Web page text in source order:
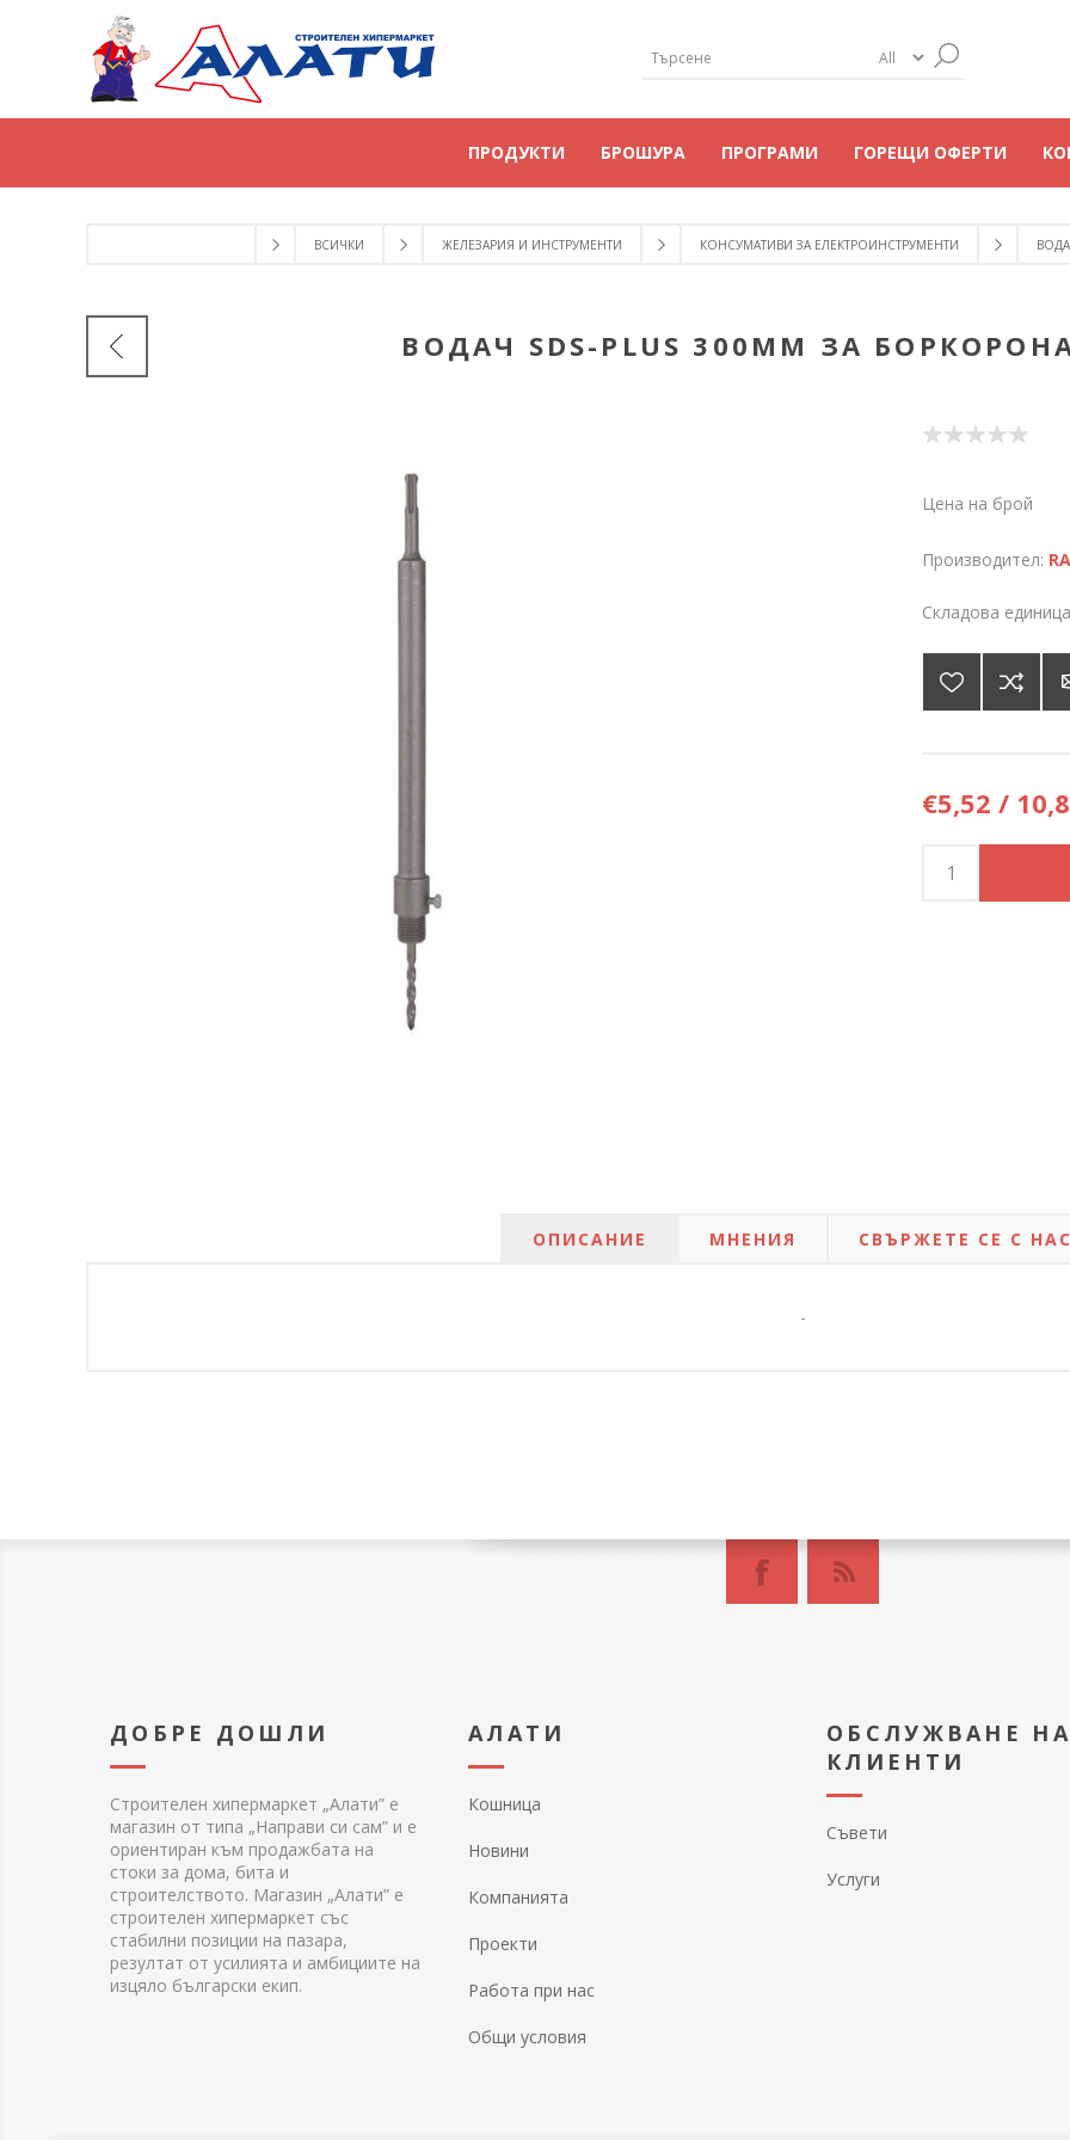
ПРОДУКТИ БРОШУРА ПРОГРАМИ ГОРЕЩИ ОФЕРТИ
ВСИЧКИ ЖЕЛЕЗАРИЯ И ИНСТРУМЕНТИ КОНСУМАТИВИ ЗА ЕЛЕКТРОИНСТРУМЕНТИ
ВОДАЧ SDS-PLUS 300MM ЗА
Цена на брой
Производител:
Складова
€5,52 /
ОПИСАНИЕ МНЕНИЯ СВЪРЖЕТЕ СЕ С
-
ДОБРЕ ДОШЛИ
Строителен хипермаркет „Алати” е
магазин от типа „Направи си сам” и е
ориентиран към продажбата на
стоки за дома, бита и
строителството. Магазин „Алати” е
строителен хипермаркет със
стабилни позиции на пазара,
резултат от усилията и амбициите на
изцяло български екип.
АЛАТИ
Кошница
Новини
Компанията
Проекти
Работа при нас
Общи условия
ОБСЛУЖВАНЕ НА
КЛИЕНТИ
Съвети
Услуги